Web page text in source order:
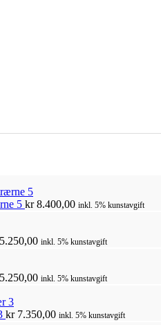
5 kr8.400,00 inkl. 5% kunstavgift
inkl. 5% kunstavgift
inkl. 5% kunstavgift
kr7.350,00 inkl. 5% kunstavgift